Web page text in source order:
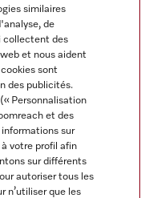
similaires
de
collectent des
et nous aident
sont
des publicités.
Personnalisation
et des
sur
votre profil afin
sur différents
autoriser tous les
n’utiliser que les